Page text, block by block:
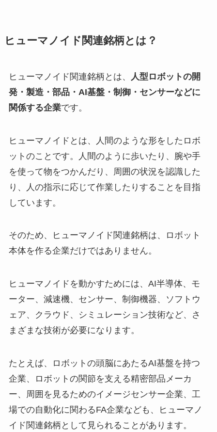
ヒューマノイド関連銘柄とは？
ヒューマノイド関連銘柄とは、
人型ロボットの開
発・製造・部品・AI基盤・制御・センサーなどに
関係する企業です。
ヒューマノイドとは、人間のような形をしたロボ
ットのことです。人間のように歩いたり、腕や手
を使って物をつかんだり、周囲の状況を認識した
り、人の指示に応じて作業したりすることを目指
しています。
そのため、ヒューマノイド関連銘柄は、ロボット
本体を作る企業だけではありません。
ヒューマノイドを動かすためには、AI半導体、モ
ーター、減速機、センサー、制御機器、ソフトウ
ェア、クラウド、シミュレーション技術など、さ
まざまな技術が必要になります。
たとえば、ロボットの頭脳にあたるAI基盤を持つ
企業、ロボットの関節を支える精密部品メーカ
ー、周囲を見るためのイメージセンサー企業、工
場での自動化に関わるFA企業なども、ヒューマノ
イド関連銘柄として見られることがあります。